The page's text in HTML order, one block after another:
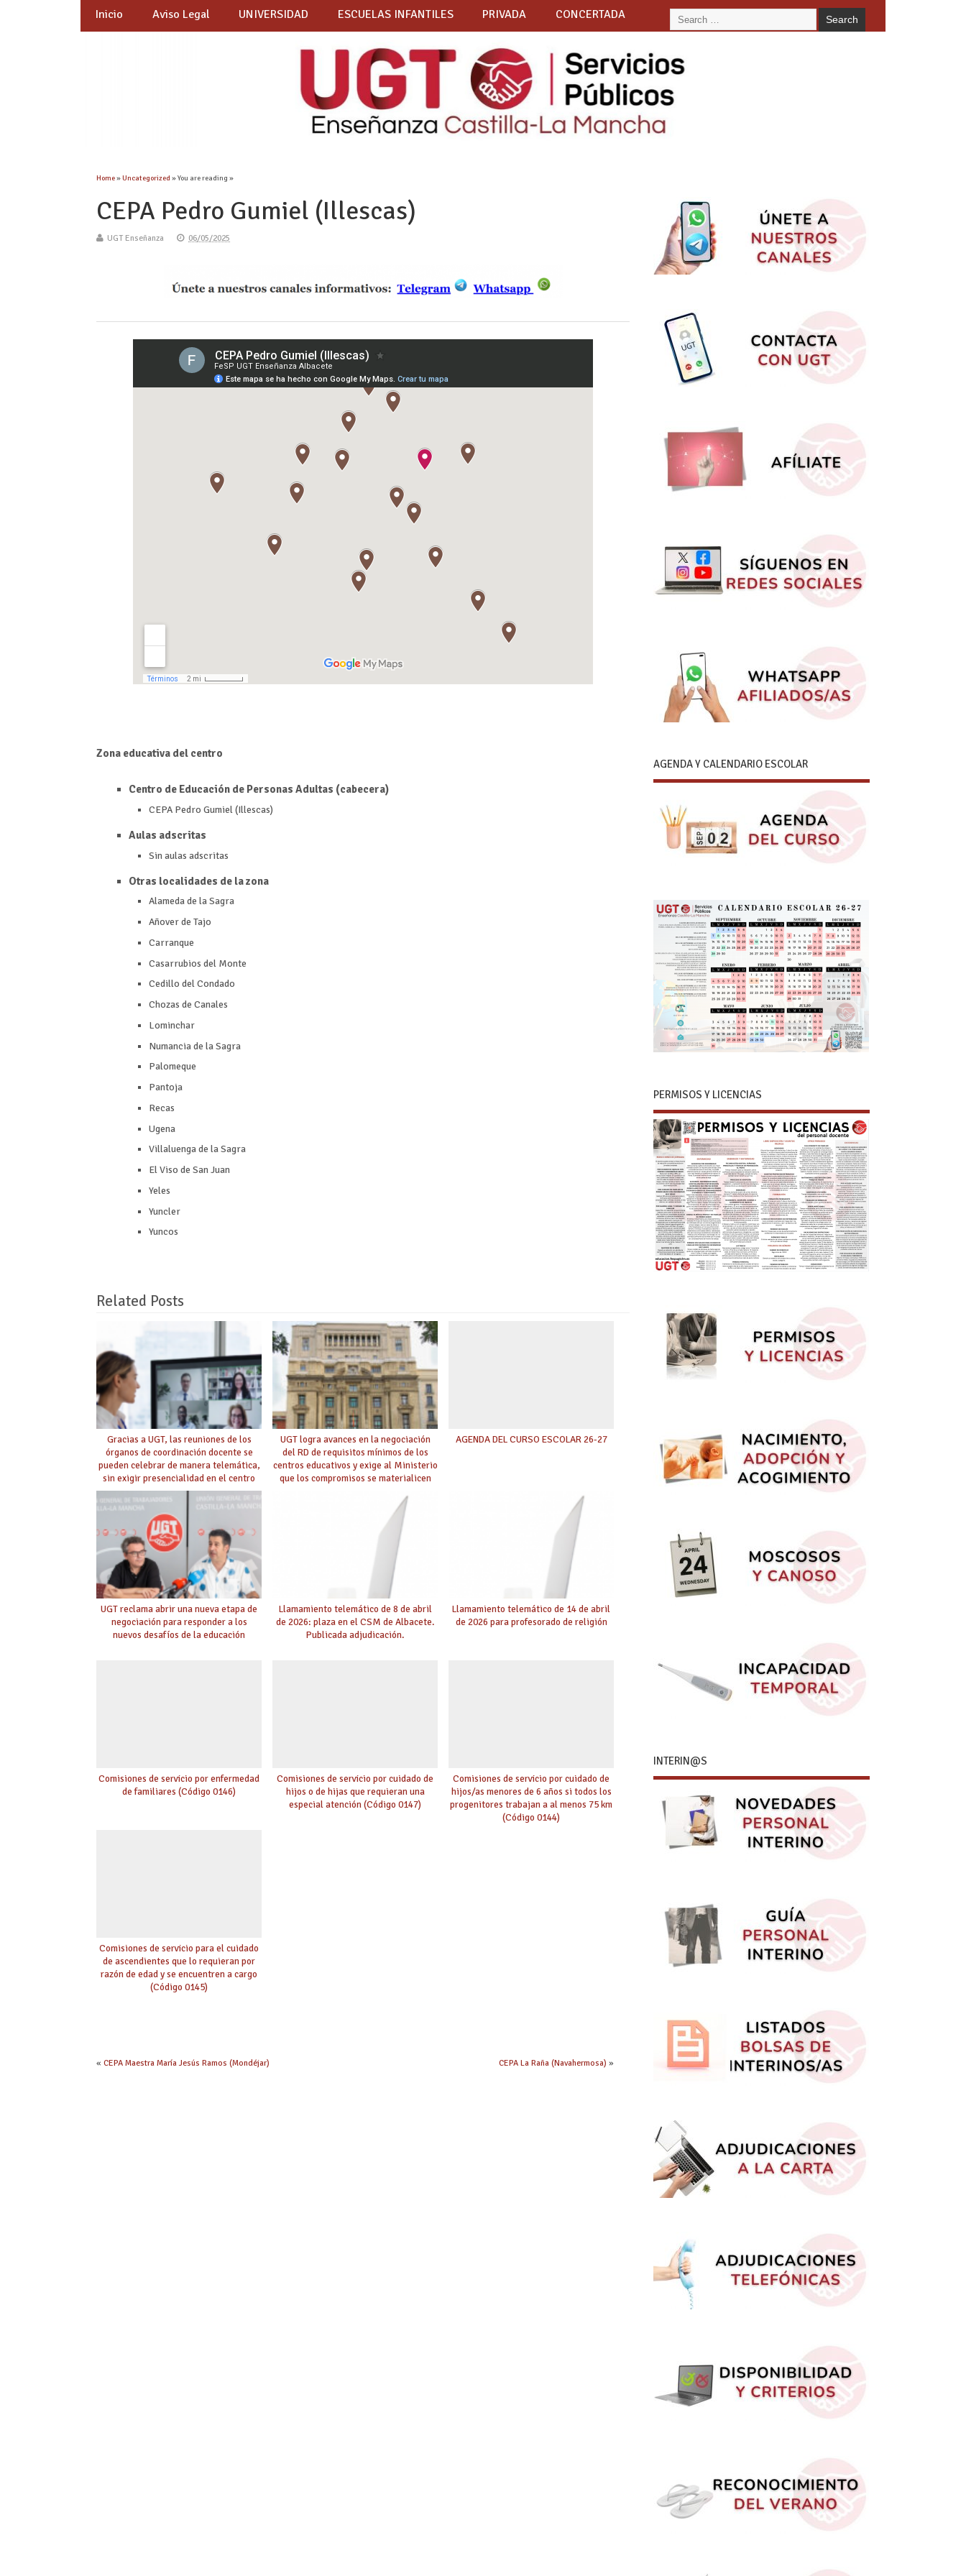
Inicio Aviso Legal UNIVERSIDAD ESCUELAS INFANTILES PRIVADA CONCERTADA
Home»Uncategorized » You are reading »
CEPA Pedro Gumiel (Illescas)
UGT Enseñanza 06/05/2025
Zona educativa del centro
Centro de Educación de Personas Adultas (cabecera)
CEPA Pedro Gumiel (Illescas)
Aulas adscritas
Sin aulas adscritas
Otras localidades de la zona
Alameda de la Sagra
Añover de Tajo
Carranque
Casarrubios del Monte
Cedillo del Condado
Chozas de Canales
Lominchar
Numancia de la Sagra
Palomeque
Pantoja
Recas
Ugena
Villaluenga de la Sagra
El Viso de San Juan
Yeles
Yuncler
Yuncos
Related Posts
Gracias a UGT, las reuniones de los
órganos de coordinación docente se
pueden celebrar de manera telemática,
sin exigir presencialidad en el centro
UGT logra avances en la negociación
del RD de requisitos mínimos de los
centros educativos y exige al Ministerio
que los compromisos se materialicen
AGENDA DEL CURSO ESCOLAR 26-27
UGT reclama abrir una nueva etapa de
negociación para responder a los
nuevos desafíos de la educación
Llamamiento telemático de 8 de abril
de 2026: plaza en el CSM de Albacete.
Publicada adjudicación.
Llamamiento telemático de 14 de abril
de 2026 para profesorado de religión
Comisiones de servicio por enfermedad
de familiares (Código 0146)
Comisiones de servicio por cuidado de
hijos o de hijas que requieran una
especial atención (Código 0147)
Comisiones de servicio por cuidado de
hijos/as menores de 6 años si todos los
progenitores trabajan a al menos 75 km
(Código 0144)
Comisiones de servicio para el cuidado
de ascendientes que lo requieran por
razón de edad y se encuentren a cargo
(Código 0145)
«CEPA Maestra María Jesús Ramos (Mondéjar) CEPA La Raña (Navahermosa) »
AGENDA Y CALENDARIO ESCOLAR
PERMISOS Y LICENCIAS
INTERIN@S